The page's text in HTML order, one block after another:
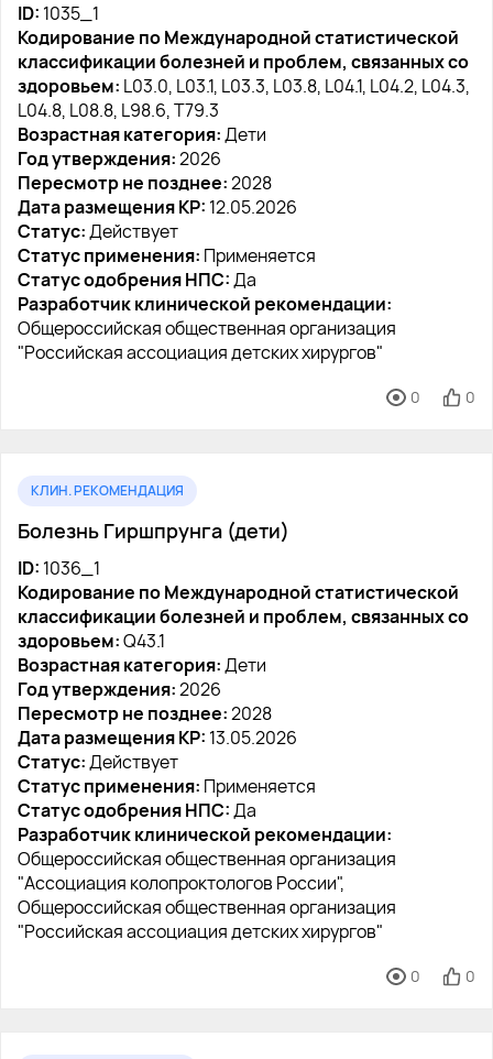
ID: 1035_1
Кодирование по Международной статистической
классификации болезней и проблем, связанных со
здоровьем: L03.0, L03.1, L03.3, L03.8, L04.1, L04.2, L04.3,
L04.8, L08.8, L98.6, T79.3
Возрастная категория:Дети
Год утверждения:2026
Пересмотр не позднее:2028
Дата размещения КР: 12.05.2026
Статус:Действует
Статус применения: Применяется
Статус одобрения НПС:Да
Разработчик клинической рекомендации:
Общероссийская общественная организация
"Российская ассоциация детских хирургов"
0 0
КЛИН. РЕКОМЕНДАЦИЯ
Болезнь Гиршпрунга (дети)
ID: 1036_1
Кодирование по Международной статистической
классификации болезней и проблем, связанных со
здоровьем:Q43.1
Возрастная категория:Дети
Год утверждения:2026
Пересмотр не позднее:2028
Дата размещения КР: 13.05.2026
Статус:Действует
Статус применения: Применяется
Статус одобрения НПС:Да
Разработчик клинической рекомендации:
Общероссийская общественная организация
"Ассоциация колопроктологов России",
Общероссийская общественная организация
"Российская ассоциация детских хирургов"
0 0